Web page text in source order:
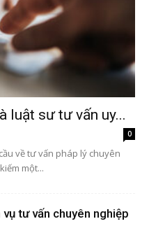
luật sư tư vấn uy...
0
về tư vấn pháp lý chuyên
một...
tư vấn chuyên nghiệp